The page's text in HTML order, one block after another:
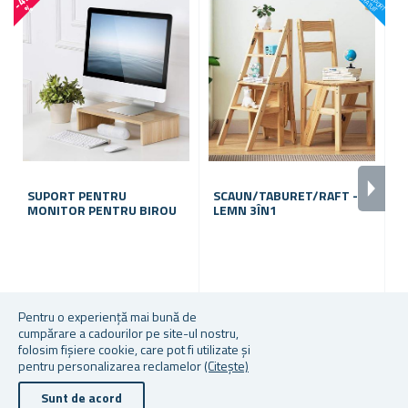
Pentru o experiență mai bună de
cumpărare a cadourilor pe site-ul nostru,
folosim fișiere cookie, care pot fi utilizate și
pentru personalizarea reclamelor(Citește)
Sunt de acord
%
SUPORT PENTRU
MONITOR PENTRU BIROU
35,41 lei
În stoc
SCAUN/TABURET/RAFT -
LEMN 3ÎN1
523,54 lei